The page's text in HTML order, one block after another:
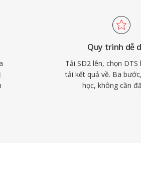
Quy trình dễ
Tải SD2 lên, chọn DTS
tải kết quả về. Ba
học, không cần